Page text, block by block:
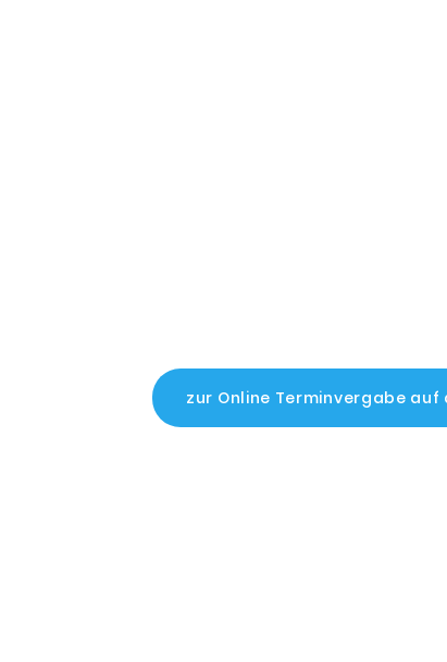
zur Online Terminvergabe